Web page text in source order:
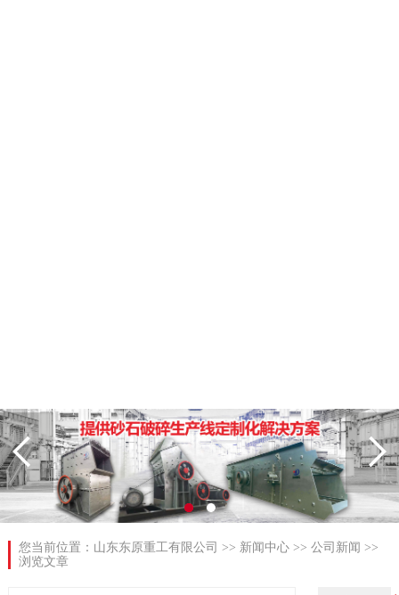
您当前位置： 山东东原重工有限公司 >> 新闻中心>> 公司新闻 >>
浏览文章